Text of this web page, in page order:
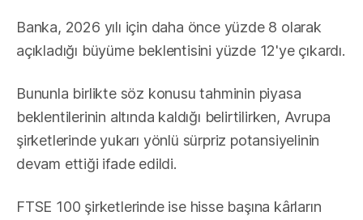
Banka, 2026 yılı için daha önce yüzde 8 olarak
açıkladığı büyüme beklentisini yüzde 12'ye çıkardı.
Bununla birlikte söz konusu tahminin piyasa
beklentilerinin altında kaldığı belirtilirken, Avrupa
şirketlerinde yukarı yönlü sürpriz potansiyelinin
devam ettiği ifade edildi.
FTSE 100 şirketlerinde ise hisse başına kârların